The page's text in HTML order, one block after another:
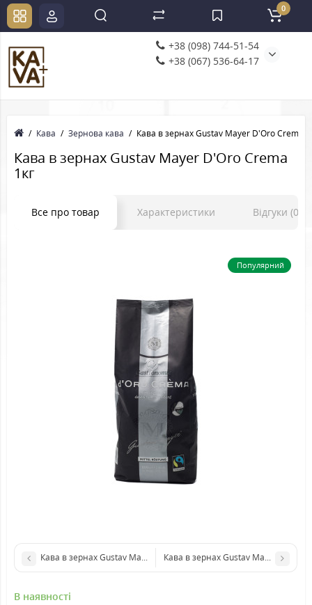
+38 (098) 744-51-54
+38 (067) 536-64-17
0
Кава Зернова кава Кава в зернах Gustav Mayer D'Oro Crema
Кава в зернах Gustav Mayer D'Oro Crema
1кг
Все про товар Характеристики Відгуки (0)
Популярний
Кава в зернах Gustav Mayer ExklusivКава в зернах Gustav Mayer
В наявності